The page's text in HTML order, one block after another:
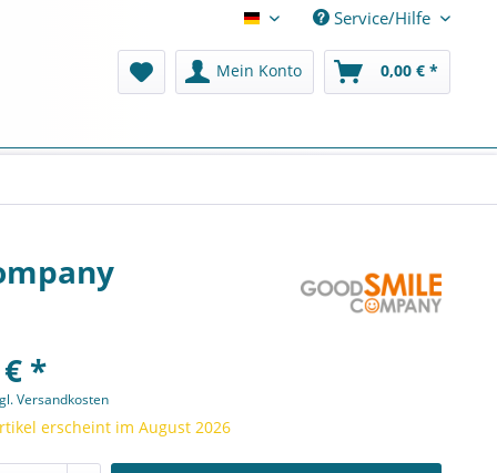
Deutsch Service/Hilfe
Mein Konto 0,00 € *
*
Versandkosten
erscheint im August 2026